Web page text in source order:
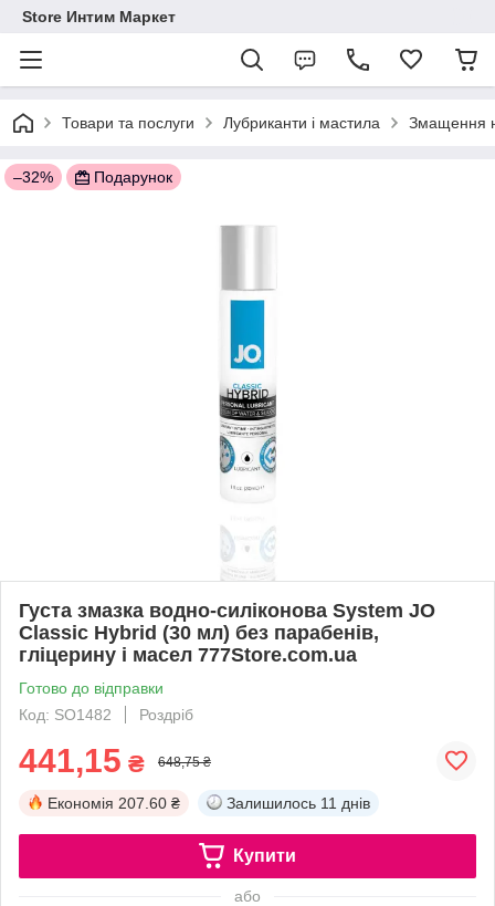
Store Интим Маркет
Товари та послуги Лубриканти і мастила Змащення
–32% Подарунок
Густа змазка водно-силіконова System JO
Classic Hybrid (30 мл) без парабенів,
гліцерину і масел 777Store.com.ua
Готово до відправки
Код: SO1482
Роздріб
441,15 ₴ 648,75 ₴
Економія 207.60 ₴ Залишилось 11 днів
Купити
або